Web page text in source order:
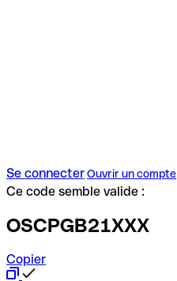
Se connecterOuvrir un compte
Ce code semble valide :
OSCPGB21XXX
Copier